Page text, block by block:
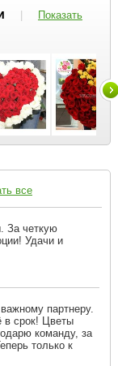
|
Показать
все
За четкую
Удачи и
партнеру.
в срок! Цветы
команду, за
только к